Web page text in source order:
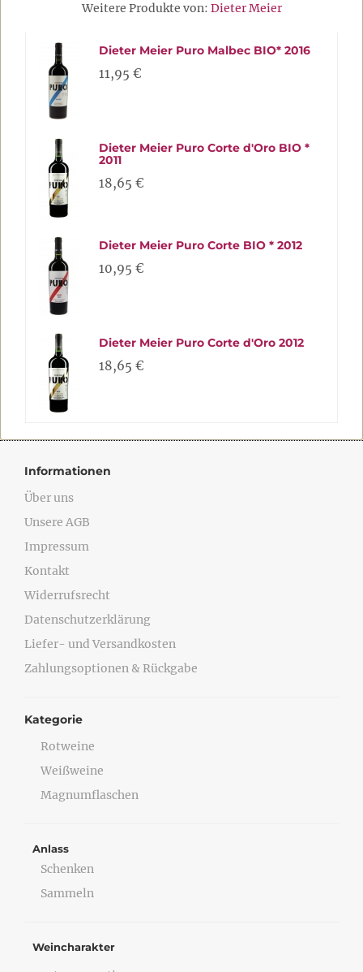
Weitere Produkte von: Dieter Meier
Dieter Meier Puro Malbec BIO* 2016
11,95 €
Dieter Meier Puro Corte d'Oro BIO *
2011
18,65 €
Dieter Meier Puro Corte BIO * 2012
10,95 €
Dieter Meier Puro Corte d'Oro 2012
18,65 €
Informationen
Über uns
Unsere AGB
Impressum
Kontakt
Widerrufsrecht
Datenschutzerklärung
Liefer- und Versandkosten
Zahlungsoptionen & Rückgabe
Kategorie
Rotweine
Weißweine
Magnumflaschen
Anlass
Schenken
Sammeln
Weincharakter